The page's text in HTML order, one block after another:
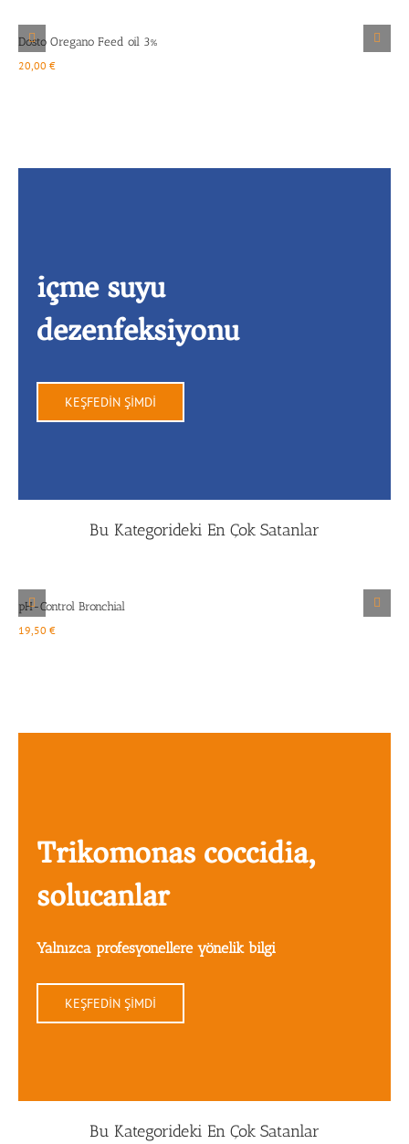
Dosto Oregano Feed oil 3%
20,00 €
içme suyu
dezenfeksiyonu
KEŞFEDİN ŞİMDİ
Bu Kategorideki En Çok Satanlar
pH-Control Bronchial
19,50 €
Trikomonas coccidia,
solucanlar
Yalnızca profesyonellere yönelik bilgi
KEŞFEDİN ŞİMDİ
Bu Kategorideki En Çok Satanlar